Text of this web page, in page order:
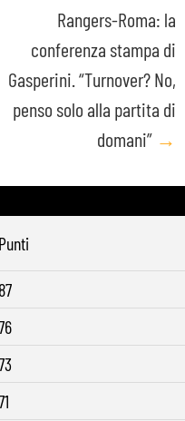
Rangers-Roma: la
conferenza stampa di
Gasperini. “Turnover? No,
penso solo alla partita di
domani” →
Punti
87